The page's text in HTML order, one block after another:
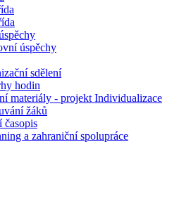
úspěchy
sdělení
hodin
materiály - projekt Individualizace
žáků
časopis
a zahraniční spolupráce